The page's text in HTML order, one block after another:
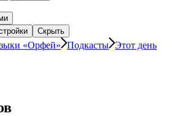
Скрыть
«Орфей» Подкасты Этот день